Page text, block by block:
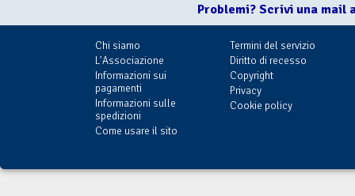
Problemi? Scrivi una mail
Chi siamo
L'Associazione
Informazioni sui
pagamenti
Informazioni sulle
spedizioni
Come usare il sito
Termini del servizio
Diritto di recesso
Copyright
Privacy
Cookie policy